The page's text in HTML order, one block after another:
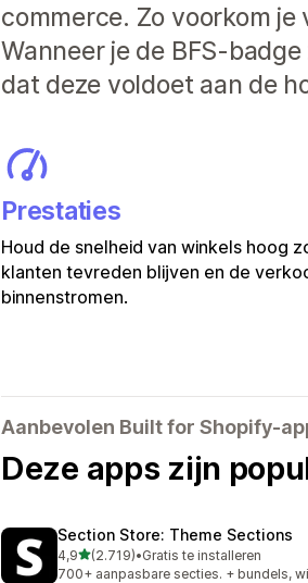
commerce. Zo voorkom
Wanneer je de BFS-
dat deze voldoet aan de
Prestaties
Houd de snelheid van winkels hoog
klanten tevreden blijven en de
binnenstromen.
Aanbevolen Built for Shopify-
Deze apps zijn
Section Store: Theme Sections
4,9van 5 sterren
(2.719)
2719 recensies in totaal
•Gratis te installeren
700+ aanpasbare secties. + bundels,